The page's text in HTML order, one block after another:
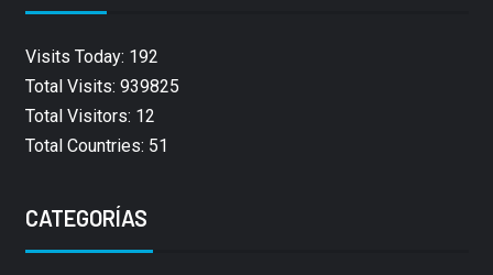
Visits Today: 192
Total Visits: 939825
Total Visitors: 12
Total Countries: 51
CATEGORÍAS